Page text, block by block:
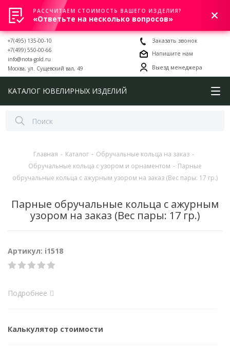
0
+7(495) 135-00-10
+7(499) 550-00-66
info@nota-gold.ru
Москва, ул. Сущевский вал, 49
Заказать звонок
Напишите нам
Выезд менеджера
КАТАЛОГ ЮВЕЛИРНЫХ ИЗДЕЛИЙ
Главная - Каталог - Обручальные кольца на заказ -
Обручальные кольца с узором и орнаментом - Парные
обручальные кольца с ажурным узором на заказ (Вес пары: 17 гр.)
Парные обручальные кольца с ажурным
узором на заказ (Вес пары: 17 гр.)
Артикул: i1518
Подробнее
Калькулятор стоимости
РАССЧИТАЕМ СТОИМОСТЬ ВАШЕГО ИЗДЕЛИЯ?
«Ответьте на несколько вопросов»